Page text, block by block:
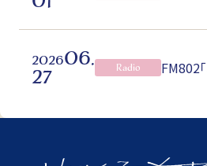
202606.
27
Radio FM802